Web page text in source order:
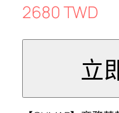
2680 TWD